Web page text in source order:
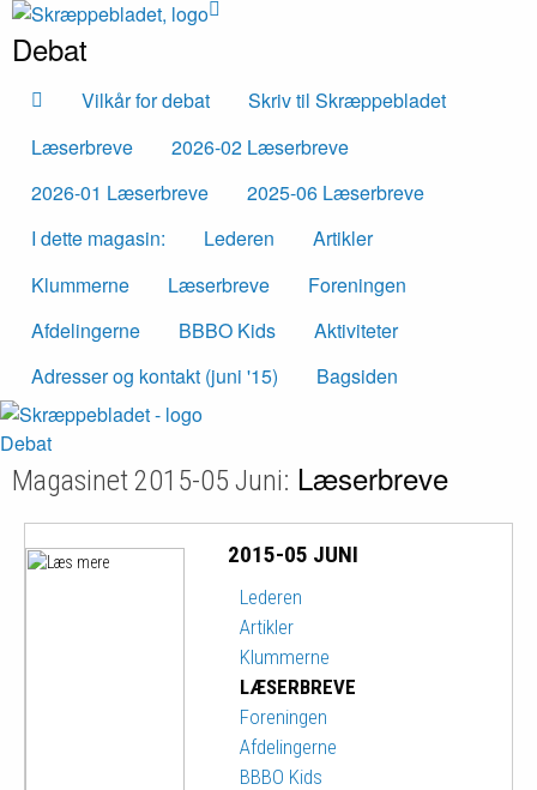
Debat
Vilkår for debat
Skriv til Skræppebladet
Læserbreve
2026-02 Læserbreve
2026-01 Læserbreve
2025-06 Læserbreve
I dette magasin:
Lederen
Artikler
Klummerne
Læserbreve
Foreningen
Afdelingerne
BBBO Kids
Aktiviteter
Adresser og kontakt (juni '15)
Bagsiden
Debat
Magasinet 2015-05 Juni: Læserbreve
2015-05 JUNI
Lederen
Artikler
Klummerne
LÆSERBREVE
Foreningen
Afdelingerne
BBBO Kids